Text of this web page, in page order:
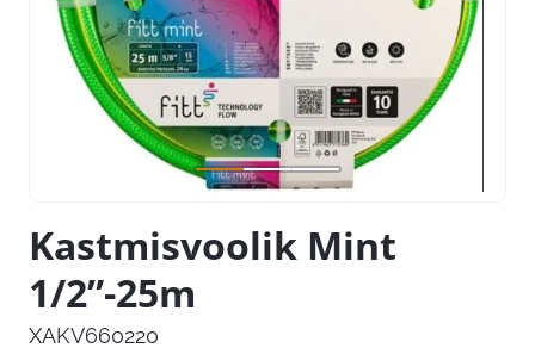
Kastmisvoolik Mint
1/2”-25m
XAKV660220